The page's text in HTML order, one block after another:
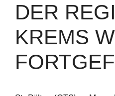
DER
KREMS